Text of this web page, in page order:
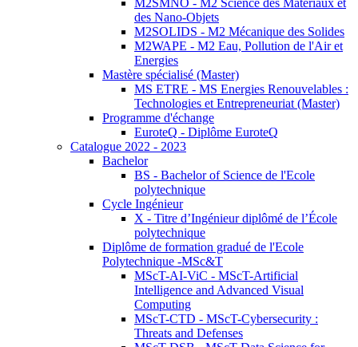
M2SMNO - M2 Science des Matériaux et
des Nano-Objets
M2SOLIDS - M2 Mécanique des Solides
M2WAPE - M2 Eau, Pollution de l'Air et
Energies
Mastère spécialisé (Master)
MS ETRE - MS Energies Renouvelables :
Technologies et Entrepreneuriat (Master)
Programme d'échange
EuroteQ - Diplôme EuroteQ
Catalogue 2022 - 2023
Bachelor
BS - Bachelor of Science de l'Ecole
polytechnique
Cycle Ingénieur
X - Titre d’Ingénieur diplômé de l’École
polytechnique
Diplôme de formation gradué de l'Ecole
Polytechnique -MSc&T
MScT-AI-ViC - MScT-Artificial
Intelligence and Advanced Visual
Computing
MScT-CTD - MScT-Cybersecurity :
Threats and Defenses